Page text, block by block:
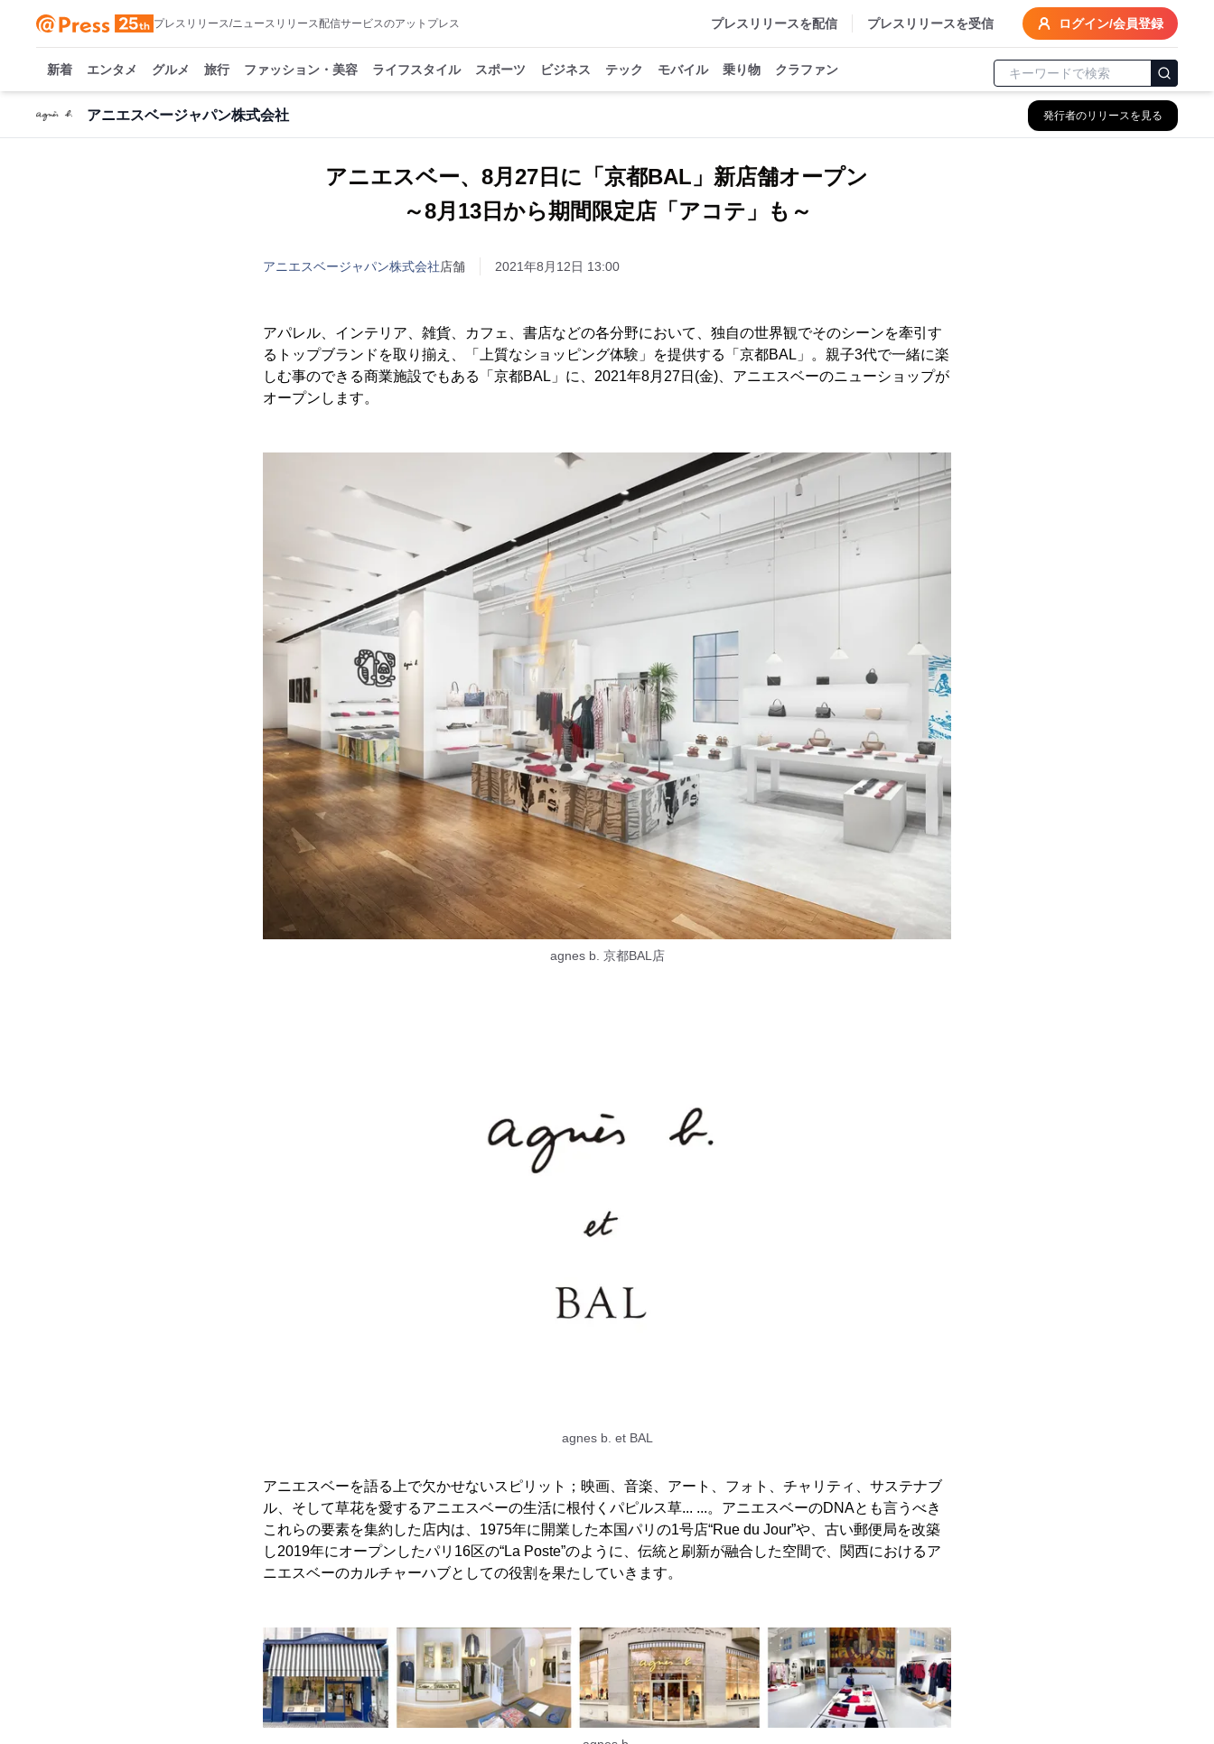
プレスリリース/ニュースリリース配信サービスのアットプレス プレスリリースを配信 プレスリリースを受信 ログイン/会員登録
新着 エンタメ グルメ 旅行 ファッション・美容 ライフスタイル スポーツ ビジネス テック モバイル 乗り物 クラファン
アニエスベージャパン株式会社 発行者のリリースを見る
アニエスベー、8月27日に「京都BAL」新店舗オープン
～8月13日から期間限定店「アコテ」も～
アニエスベージャパン株式会社店舗 2021年8月12日 13:00
アパレル、インテリア、雑貨、カフェ、書店などの各分野において、独自の世界観でそのシーンを牽引す
るトップブランドを取り揃え、「上質なショッピング体験」を提供する「京都BAL」。親子3代で一緒に楽
しむ事のできる商業施設でもある「京都BAL」に、2021年8月27日(金)、アニエスベーのニューショップが
オープンします。
agnes b. 京都BAL店
agnes b. et BAL
アニエスベーを語る上で欠かせないスピリット；映画、音楽、アート、フォト、チャリティ、サステナブ
ル、そして草花を愛するアニエスベーの生活に根付くパピルス草... ...。アニエスベーのDNAとも言うべき
これらの要素を集約した店内は、1975年に開業した本国パリの1号店“Rue du Jour”や、古い郵便局を改築
し2019年にオープンしたパリ16区の“La Poste”のように、伝統と刷新が融合した空間で、関西におけるア
ニエスベーのカルチャーハブとしての役割を果たしていきます。